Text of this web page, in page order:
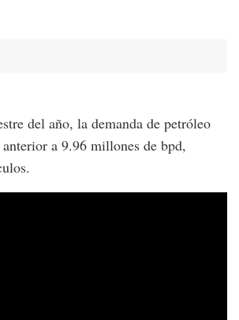
del año, la demanda de petróleo
a 9.96 millones de bpd,